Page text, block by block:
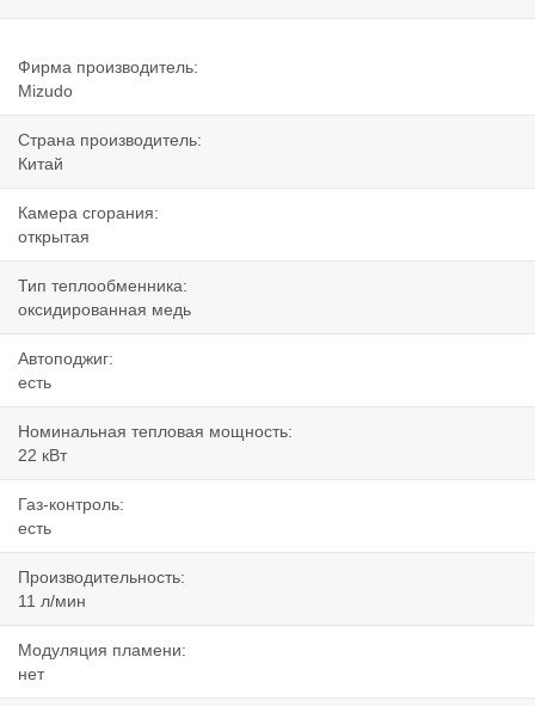
Фирма производитель:
Mizudo
Страна производитель:
Китай
Камера сгорания:
открытая
Тип теплообменника:
оксидированная медь
Автоподжиг:
есть
Номинальная тепловая мощность:
22 кВт
Газ-контроль:
есть
Производительность:
11 л/мин
Модуляция пламени:
нет